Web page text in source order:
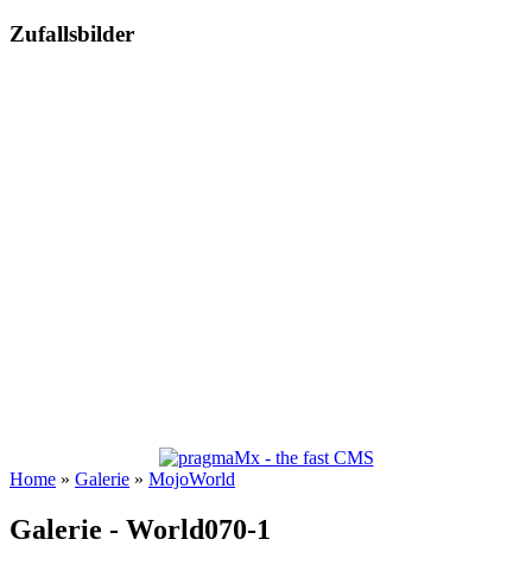
Zufallsbilder
Home » Galerie » MojoWorld
Galerie - World070-1